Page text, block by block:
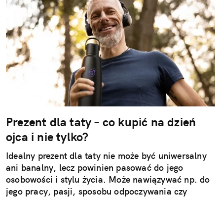
Prezent dla taty – co kupić na dzień
ojca i nie tylko?
Idealny prezent dla taty nie może być uniwersalny
ani banalny, lecz powinien pasować do jego
osobowości i stylu życia. Może nawiązywać np. do
jego pracy, pasji, sposobu odpoczywania czy